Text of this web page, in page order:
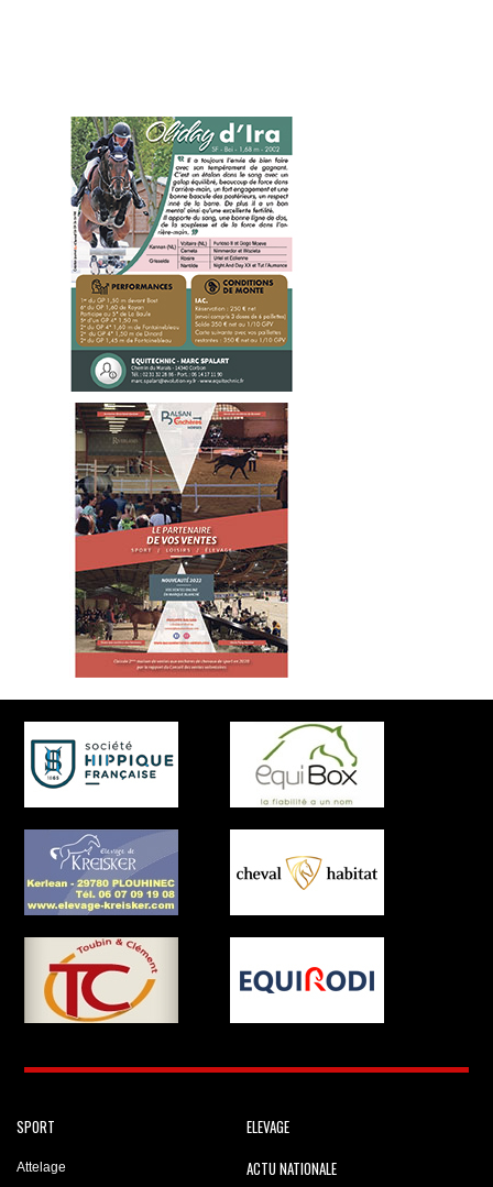
SPORT
Attelage
ELEVAGE
ACTU NATIONALE